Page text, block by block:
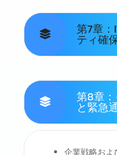
第7章
ティ確
第8章
と緊急
企業戦略お